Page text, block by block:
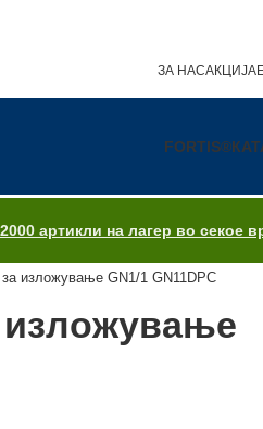
ЗА НАСАКЦИЈА
FORTIS®
артикли на лагер во секое
изложување GN1/1 GN11DPC
изложување